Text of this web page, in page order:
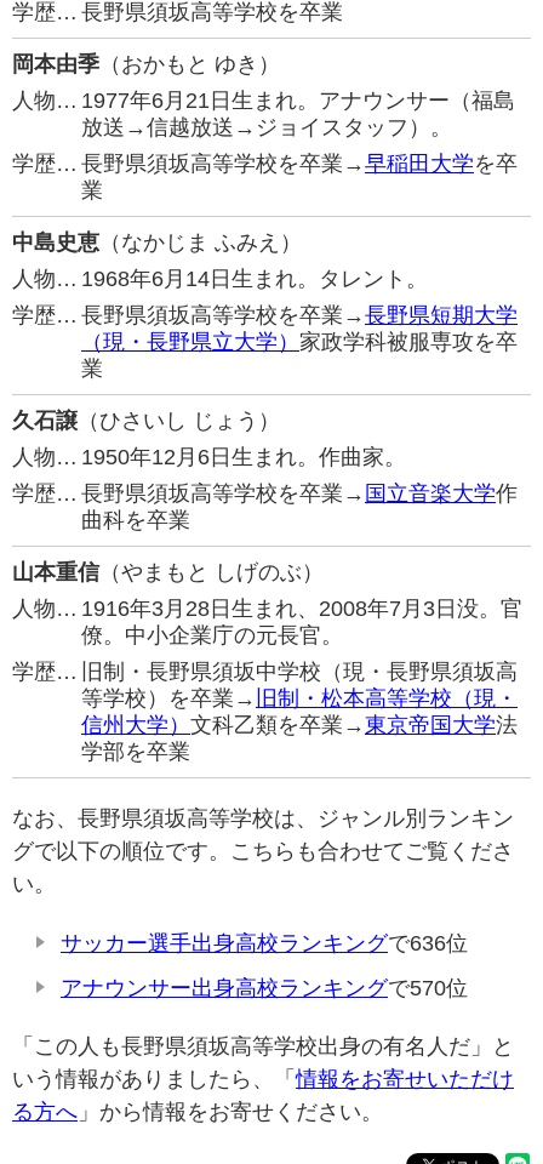
学歴… 長野県須坂高等学校を卒業
岡本由季 （おかもと ゆき）
人物… 1977年6月21日生まれ。アナウンサー（福島
放送→信越放送→ジョイスタッフ）。
学歴… 長野県須坂高等学校を卒業→早稲田大学を卒
業
中島史恵 （なかじま ふみえ）
人物… 1968年6月14日生まれ。タレント。
学歴… 長野県須坂高等学校を卒業→長野県短期大学
（現・長野県立大学） 家政学科被服専攻を卒
業
久石譲 （ひさいし じょう）
人物… 1950年12月6日生まれ。作曲家。
学歴… 長野県須坂高等学校を卒業→ 国立音楽大学作
曲科を卒業
山本重信（やまもと しげのぶ）
人物… 1916年3月28日生まれ、2008年7月3日没。官
僚。中小企業庁の元長官。
学歴…
旧制・長野県須坂中学校（現・長野県須坂高
等学校）を卒業→ 旧制・松本高等学校（現・
信州大学） 文科乙類を卒業→東京帝国大学法
学部を卒業
なお、長野県須坂高等学校は、ジャンル別ランキン
グで以下の順位です。こちらも合わせてご覧くださ
い。
サッカー選手出身高校ランキングで636位
アナウンサー出身高校ランキングで570位
「この人も長野県須坂高等学校出身の有名人だ」と
いう情報がありましたら、「情報をお寄せいただけ
る方へ 」から情報をお寄せください。